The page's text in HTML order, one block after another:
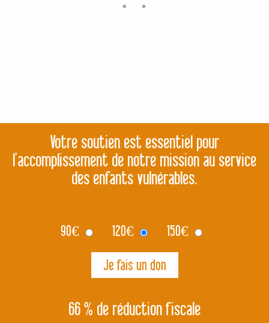
« »
Votre soutien est essentiel pour
l’accomplissement de notre mission au service
des enfants vulnérables.
90€ 120€ 150€
66 % de réduction fiscale